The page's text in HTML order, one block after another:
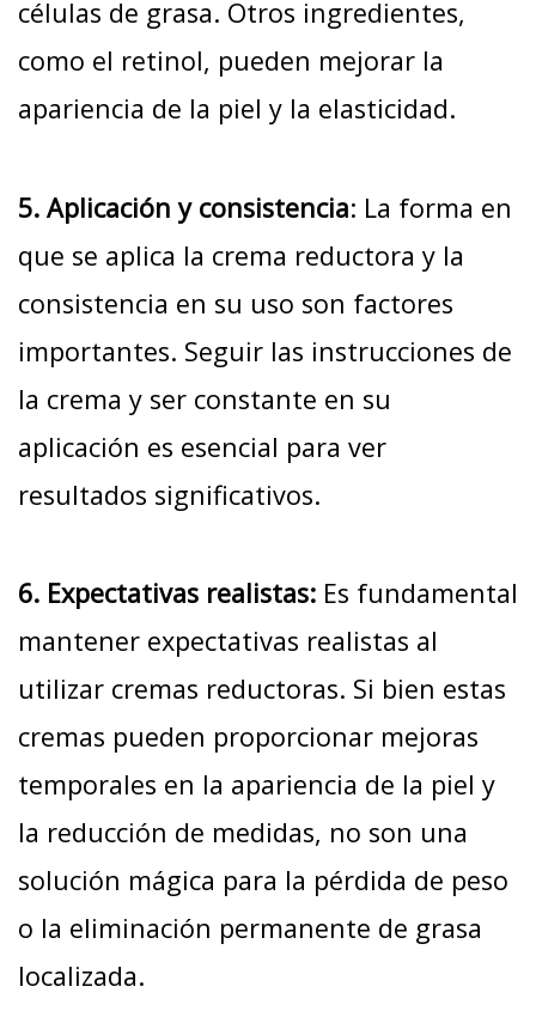
células de grasa. Otros ingredientes,
como el retinol, pueden mejorar la
apariencia de la piel y la elasticidad.
5. Aplicación y consistencia: La forma en
que se aplica la crema reductora y la
consistencia en su uso son factores
importantes. Seguir las instrucciones de
la crema y ser constante en su
aplicación es esencial para ver
resultados significativos.
6. Expectativas realistas: Es fundamental
mantener expectativas realistas al
utilizar cremas reductoras. Si bien estas
cremas pueden proporcionar mejoras
temporales en la apariencia de la piel y
la reducción de medidas, no son una
solución mágica para la pérdida de peso
o la eliminación permanente de grasa
localizada.